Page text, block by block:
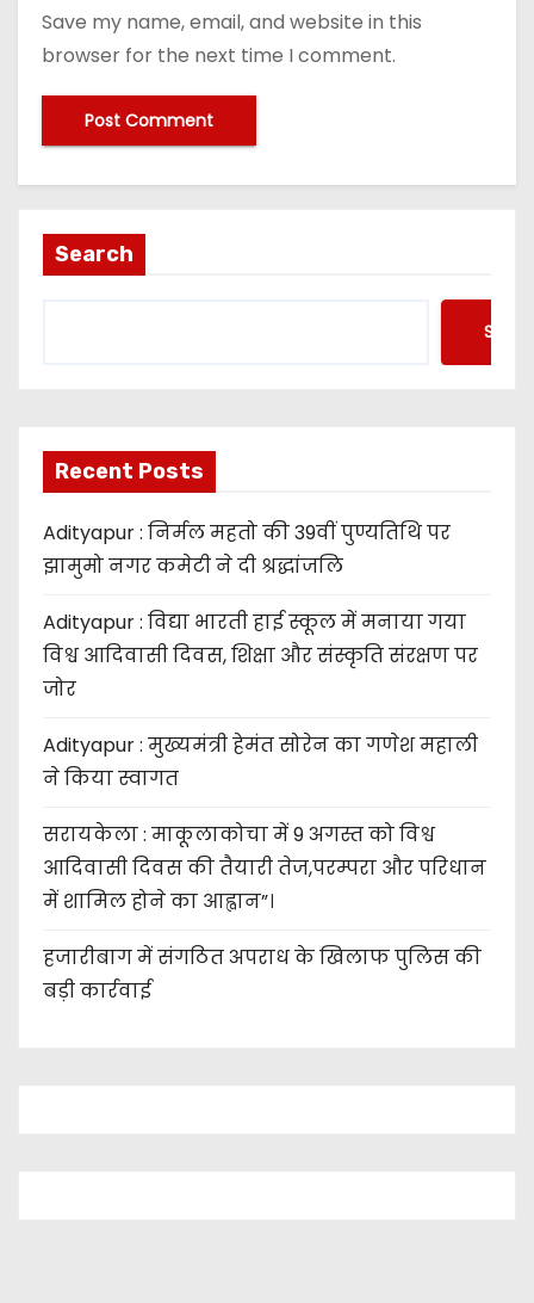
Save my name, email, and website in this
browser for the next time I comment.
Search
Recent Posts
Adityapur : निर्मल महतो की 39वीं पुण्यतिथि पर
झामुमो नगर कमेटी ने दी श्रद्धांजलि
Adityapur : विद्या भारती हाई स्कूल में मनाया गया
विश्व आदिवासी दिवस, शिक्षा और संस्कृति संरक्षण पर
जोर
Adityapur : मुख्यमंत्री हेमंत सोरेन का गणेश महाली
ने किया स्वागत
सरायकेला : माकूलाकोचा में 9 अगस्त को विश्व
आदिवासी दिवस की तैयारी तेज,परम्परा और परिधान
में शामिल होने का आह्वान”।
हजारीबाग में संगठित अपराध के खिलाफ पुलिस की
बड़ी कार्रवाई